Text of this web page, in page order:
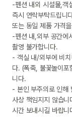
-펜션 내외 시설물,객
즉시 연락부탁드립니
또는 동일 제품 가격
-펜션 내,외부 공간에
촬영 불가합니다.
- 객실 내/외부에 비
다. (폭죽, 불꽃놀이
니다.
- 본인 부주의로 인해
사상 책임지지 않습
시간 보내시길 바랍니